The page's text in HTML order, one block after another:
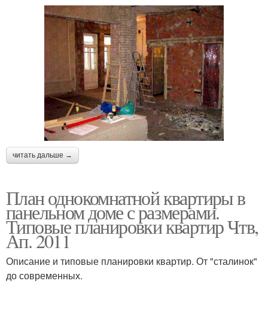
читать дальше →
План однокомнатной квартиры в
панельном доме с размерами.
Типовые планировки квартир Чтв,
Ап. 2011
Описание и типовые планировки квартир. От "сталинок"
до современных.